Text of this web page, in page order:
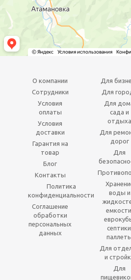
О компании
Сотрудники
Условия
оплаты
Условия
доставки
Гарантия на
товар
Блог
Контакты
Политика
конфиденциальности
Соглашение
обработки
персональных
данных
Для
Для
Для
сада и
отдыха
Для
дорог
Для
воды и
Для
и
Для